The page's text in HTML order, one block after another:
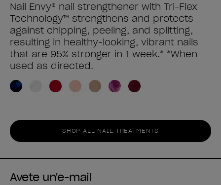
Nail Envy® nail strengthener with Tri-Flex
Technology™ strengthens and protects
against chipping, peeling, and splitting,
resulting in healthy-looking, vibrant nails
that are 95% stronger in 1 week.* *When
used as directed.
SHOP ALL NAIL TREATMENTS
Avete un'e-mail